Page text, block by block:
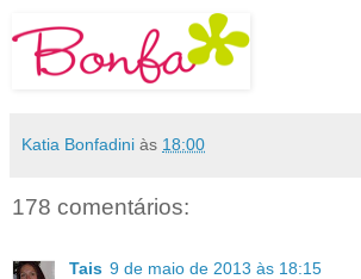
Katia Bonfadini às 18:00
178 comentários:
Tais 9 de maio de 2013 às 18:15